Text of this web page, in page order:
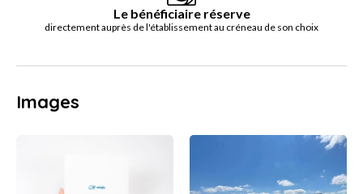
Le bénéficiaire réserve
directement auprès de l'établissement au créneau de son choix
Images